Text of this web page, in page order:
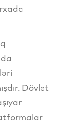
Dövlət